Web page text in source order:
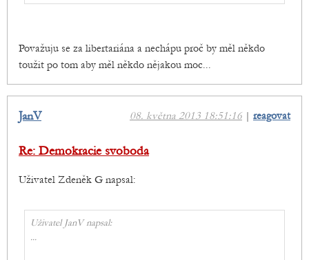
Považuju se za libertariána a nechápu proč by měl někdo
toužit po tom aby měl někdo nějakou moc...
08. května 2013 18:51:16 | reagovat
JanV
Re: Demokracie svoboda
Uživatel Zdeněk G napsal:
Uživatel JanV napsal:
...